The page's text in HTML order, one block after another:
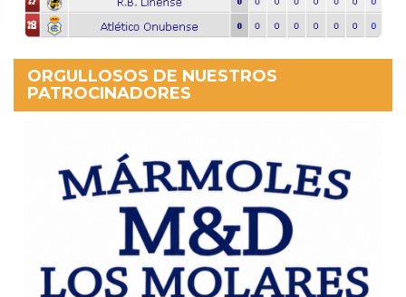
ORGULLOSOS DE NUESTROS
PATROCINADORES